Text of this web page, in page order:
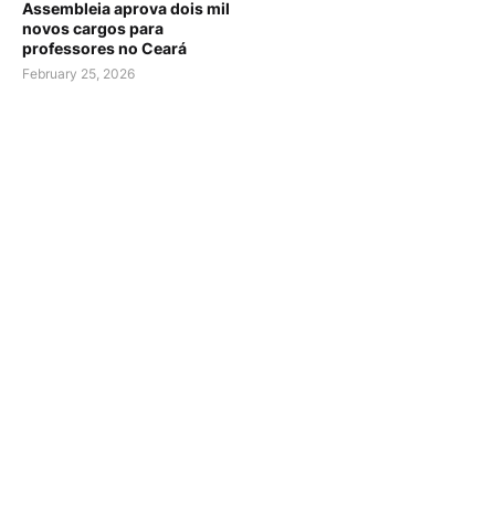
Assembleia aprova dois mil
novos cargos para
professores no Ceará
February 25, 2026